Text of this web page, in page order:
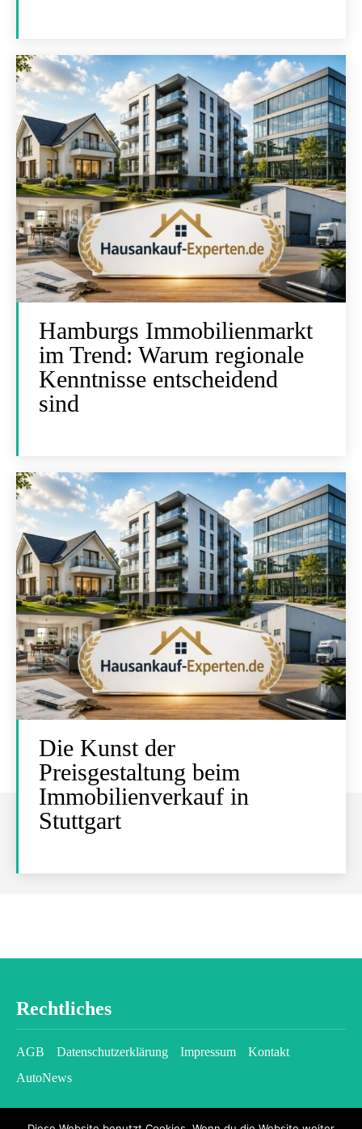
Hamburgs Immobilienmarkt
im Trend: Warum regionale
Kenntnisse entscheidend
sind
Die Kunst der
Preisgestaltung beim
Immobilienverkauf in
Stuttgart
Rechtliches
AGB Datenschutzerklärung Impressum
Kontakt
AutoNews